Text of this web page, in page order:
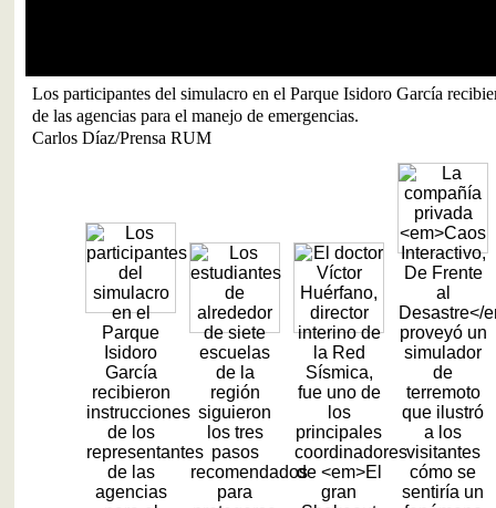
Los participantes del simulacro en el Parque Isidoro García
de las agencias para el manejo de emergencias.
Carlos Díaz/Prensa RUM